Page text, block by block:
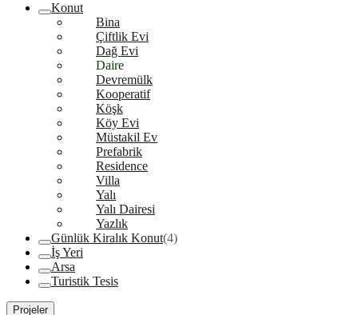
Konut
Bina
Çiftlik Evi
Dağ Evi
Daire
Devremülk
Kooperatif
Köşk
Köy Evi
Müstakil Ev
Prefabrik
Residence
Villa
Yalı
Yalı Dairesi
Yazlık
Günlük Kiralık Konut(4)
İş Yeri
Arsa
Turistik Tesis
Projeler